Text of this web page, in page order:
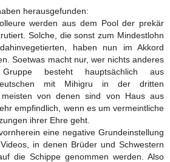
herausgefunden:
werden aus dem Pool der prekär
Solche, die sonst zum Mindestlohn
haben nun im Akkord
Soetwas macht nur, wer nichts anderes
besteht hauptsächlich aus
mit Mihigru in der dritten
von denen sind von Haus aus
empfindlich, wenn es um vermeintliche
ihrer Ehre geht.
eine negative Grundeinstellung
in denen Brüder und Schwestern
die Schippe genommen werden. Also